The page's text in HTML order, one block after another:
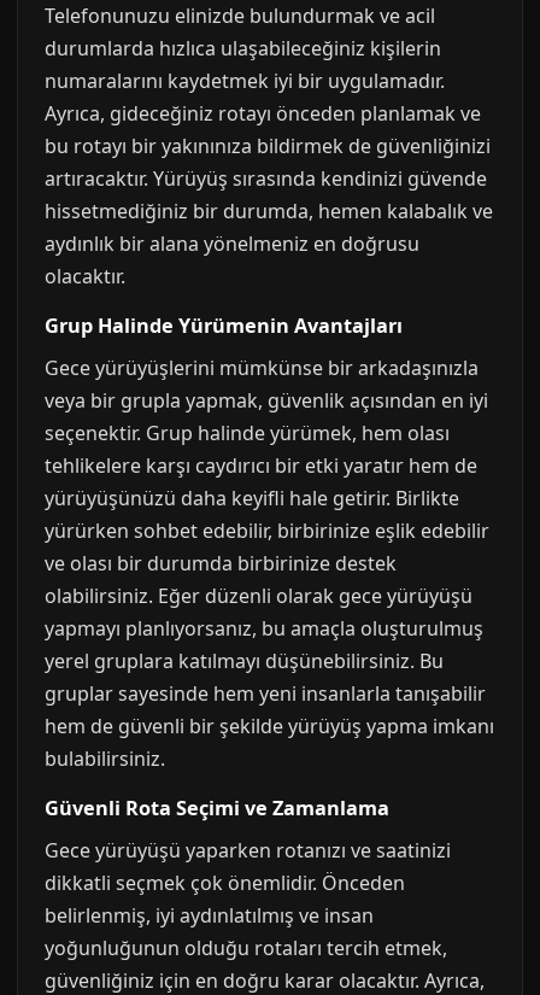
Telefonunuzu elinizde bulundurmak ve acil
durumlarda hızlıca ulaşabileceğiniz kişilerin
numaralarını kaydetmek iyi bir uygulamadır.
Ayrıca, gideceğiniz rotayı önceden planlamak ve
bu rotayı bir yakınınıza bildirmek de güvenliğinizi
artıracaktır. Yürüyüş sırasında kendinizi güvende
hissetmediğiniz bir durumda, hemen kalabalık ve
aydınlık bir alana yönelmeniz en doğrusu
olacaktır.
Grup Halinde Yürümenin Avantajları
Gece yürüyüşlerini mümkünse bir arkadaşınızla
veya bir grupla yapmak, güvenlik açısından en iyi
seçenektir. Grup halinde yürümek, hem olası
tehlikelere karşı caydırıcı bir etki yaratır hem de
yürüyüşünüzü daha keyifli hale getirir. Birlikte
yürürken sohbet edebilir, birbirinize eşlik edebilir
ve olası bir durumda birbirinize destek
olabilirsiniz. Eğer düzenli olarak gece yürüyüşü
yapmayı planlıyorsanız, bu amaçla oluşturulmuş
yerel gruplara katılmayı düşünebilirsiniz. Bu
gruplar sayesinde hem yeni insanlarla tanışabilir
hem de güvenli bir şekilde yürüyüş yapma imkanı
bulabilirsiniz.
Güvenli Rota Seçimi ve Zamanlama
Gece yürüyüşü yaparken rotanızı ve saatinizi
dikkatli seçmek çok önemlidir. Önceden
belirlenmiş, iyi aydınlatılmış ve insan
yoğunluğunun olduğu rotaları tercih etmek,
güvenliğiniz için en doğru karar olacaktır. Ayrıca,